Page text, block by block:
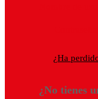
¿Ha
¿No tienes